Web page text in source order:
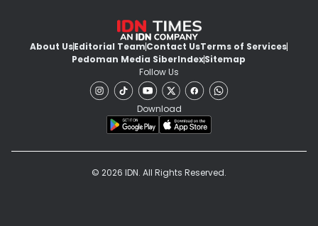
About UsEditorial TeamContact UsTerms of Services
Pedoman Media SiberIndexSitemap
Follow Us
Download
© 2026 IDN. All Rights Reserved.